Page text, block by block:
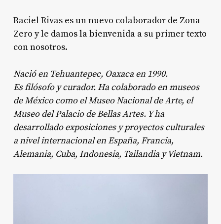
Raciel Rivas es un nuevo colaborador de Zona
Zero y le damos la bienvenida a su primer texto
con nosotros.
Nació en Tehuantepec, Oaxaca en 1990.
Es filósofo y curador. Ha colaborado en museos
de México como el Museo Nacional de Arte, el
Museo del Palacio de Bellas Artes. Y ha
desarrollado exposiciones y proyectos culturales
a nivel internacional en España, Francia,
Alemania, Cuba, Indonesia, Tailandia y Vietnam.